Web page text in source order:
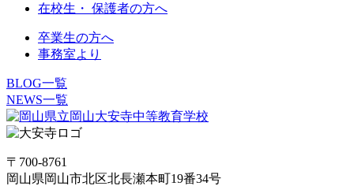
在校生・ 保護者の方へ
卒業生の方へ
事務室より
BLOG一覧
NEWS一覧
〒700-8761
岡山県岡山市北区北長瀬本町19番34号